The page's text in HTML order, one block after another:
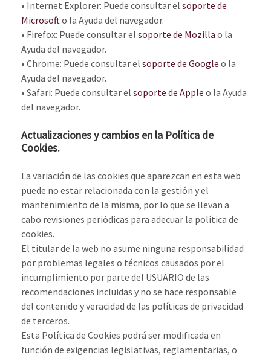
• Internet Explorer: Puede consultar el soporte de
Microsofto la Ayuda del navegador.
• Firefox: Puede consultar el soporte de Mozilla o la
Ayuda del navegador.
• Chrome: Puede consultar el soporte de Google o la
Ayuda del navegador.
• Safari: Puede consultar el soporte de Apple o la Ayuda
del navegador.
Actualizaciones y cambios en la Política de
Cookies.
La variación de las cookies que aparezcan en esta web
puede no estar relacionada con la gestión y el
mantenimiento de la misma, por lo que se llevan a
cabo revisiones periódicas para adecuar la política de
cookies.
El titular de la web no asume ninguna responsabilidad
por problemas legales o técnicos causados por el
incumplimiento por parte del USUARIO de las
recomendaciones incluidas y no se hace responsable
del contenido y veracidad de las políticas de privacidad
de terceros.
Esta Política de Cookies podrá ser modificada en
función de exigencias legislativas, reglamentarias, o